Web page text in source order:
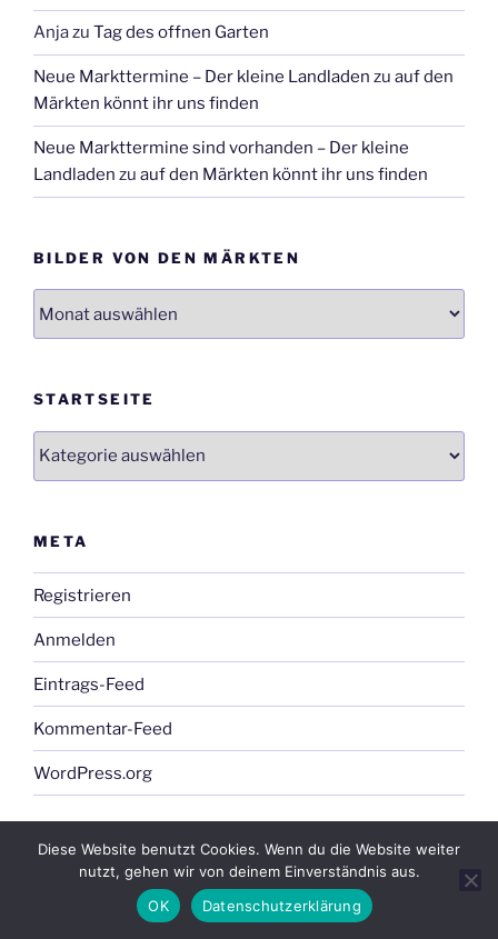
Anjazu Tag des offnen Garten
Neue Markttermine – Der kleine Landladen zu auf den
Märkten könnt ihr uns finden
Neue Markttermine sind vorhanden – Der kleine
Landladen zu auf den Märkten könnt ihr uns finden
BILDER VON DEN MÄRKTEN
von
STARTSEITE
META
Registrieren
Anmelden
Eintrags-Feed
Kommentar-Feed
WordPress.org
KATEGORIEN
Bilder von unseren Veranstaltungen
Diese Website benutzt Cookies. Wenn du die Website weiter
nutzt, gehen wir von deinem Einverständnis aus.
OK
Datenschutzerklärung